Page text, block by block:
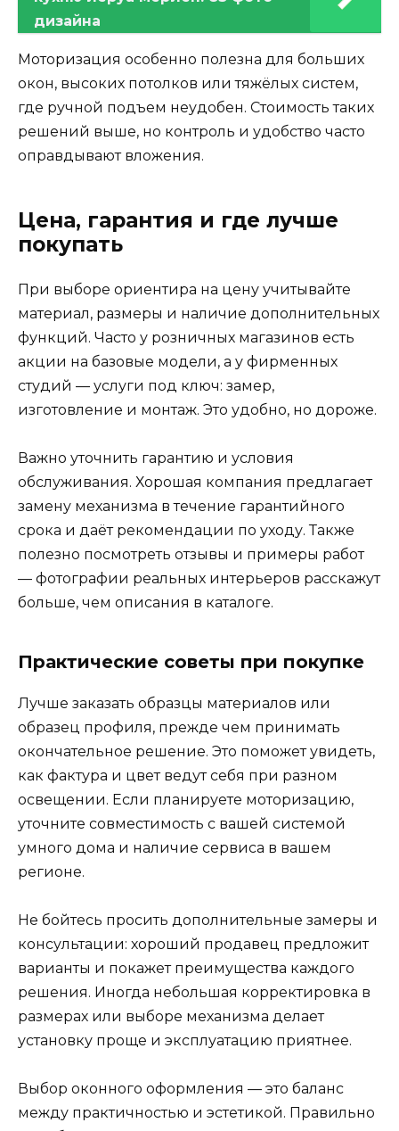
дизайна
Моторизация особенно полезна для больших
окон, высоких потолков или тяжёлых систем,
где ручной подъем неудобен. Стоимость таких
решений выше, но контроль и удобство часто
оправдывают вложения.
Цена, гарантия и где лучше
покупать
При выборе ориентира на цену учитывайте
материал, размеры и наличие дополнительных
функций. Часто у розничных магазинов есть
акции на базовые модели, а у фирменных
студий — услуги под ключ: замер,
изготовление и монтаж. Это удобно, но дороже.
Важно уточнить гарантию и условия
обслуживания. Хорошая компания предлагает
замену механизма в течение гарантийного
срока и даёт рекомендации по уходу. Также
полезно посмотреть отзывы и примеры работ
— фотографии реальных интерьеров расскажут
больше, чем описания в каталоге.
Практические советы при покупке
Лучше заказать образцы материалов или
образец профиля, прежде чем принимать
окончательное решение. Это поможет увидеть,
как фактура и цвет ведут себя при разном
освещении. Если планируете моторизацию,
уточните совместимость с вашей системой
умного дома и наличие сервиса в вашем
регионе.
Не бойтесь просить дополнительные замеры и
консультации: хороший продавец предложит
варианты и покажет преимущества каждого
решения. Иногда небольшая корректировка в
размерах или выборе механизма делает
установку проще и эксплуатацию приятнее.
Выбор оконного оформления — это баланс
между практичностью и эстетикой. Правильно